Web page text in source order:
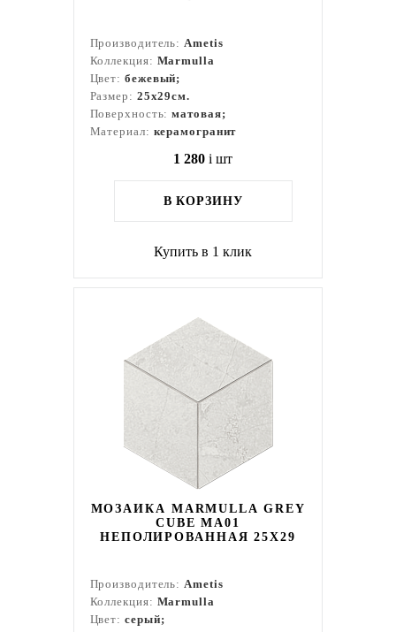
Производитель:Ametis
Коллекция: Marmulla
Цвет: бежевый;
Размер: 25x29см.
Поверхность:матовая;
Материал: керамогранит
1 280 i шт
В КОРЗИНУ
Купить в 1 клик
МОЗАИКА MARMULLA GREY
CUBE MA01
НЕПОЛИРОВАННАЯ 25X29
Производитель:Ametis
Коллекция: Marmulla
Цвет: серый;